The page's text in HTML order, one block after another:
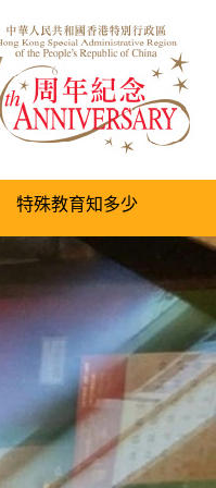
特殊教育知多少